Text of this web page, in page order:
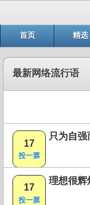
首页 精选
最新网络流行语
17
投一票
只为自
17
投一票
理想很辉